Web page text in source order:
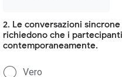
2. Le conversazioni
richiedono che i
contemporaneamente.
Vero